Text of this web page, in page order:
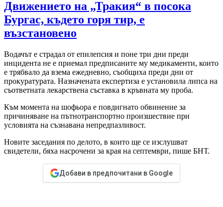
Движението на „Тракия“ в посока
Бургас, където горя тир, е
възстановено
Водачът е страдал от епилепсия и поне три дни преди
инцидента не е приемал предписаните му медикаменти, които
е трябвало да взема ежедневно, съобщиха преди дни от
прокуратурата. Назначената експертиза е установила липса на
съответната лекарствена съставка в кръвната му проба.
Към момента на шофьора е повдигнато обвинение за
причиняване на пътнотранспортно произшествие при
условията на съзнавана непредпазливост.
Новите заседания по делото, в които ще се изслушват
свидетели, бяха насрочени за края на септември, пише БНТ.
Добави в предпочитани в Google